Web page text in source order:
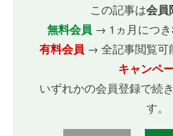
この記事は会員
無料会員 → 1ヵ月につ
有料会員 → 全記事閲覧可
キャンペ
いずれかの会員登録で続
す。